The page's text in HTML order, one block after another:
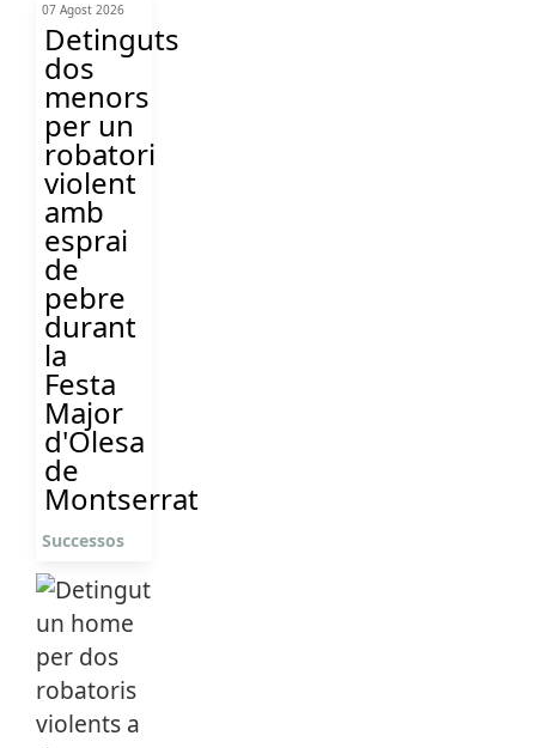
07 Agost 2026
Detinguts
dos
menors
per un
robatori
violent
amb
esprai
de
pebre
durant
la
Festa
Major
d'Olesa
de
Montserrat
Successos